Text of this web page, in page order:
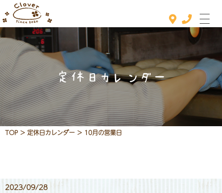
ホーム
おすすめメニュー
メニュー
定休日カレンダー
TOP > 定休日カレンダー > 10月の営業日
2023/09/28